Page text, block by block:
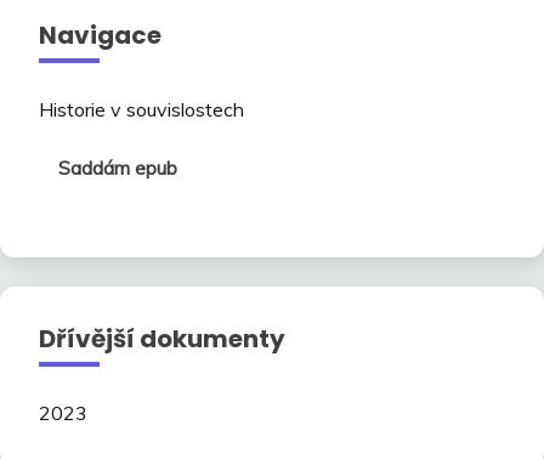
Navigace
Historie v souvislostech
Saddám epub
Dřívější dokumenty
2023